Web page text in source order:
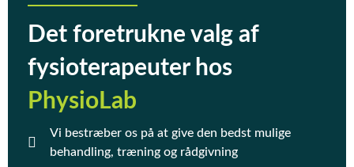
Det foretrukne valg af
fysioterapeuter hos
PhysioLab
Vi bestræber os på at give den bedst mulige
behandling, træning og rådgivning